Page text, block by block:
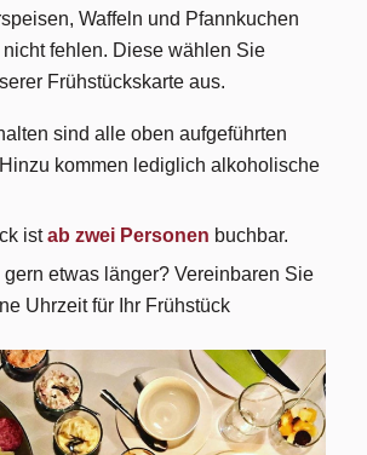
Waffeln und Pfannkuchen
fehlen. Diese wählen Sie
Frühstückskarte aus.
sind alle oben aufgeführten
kommen lediglich alkoholische
istab zwei Personen buchbar.
etwas länger? Vereinbaren Sie
Uhrzeit für Ihr Frühstück